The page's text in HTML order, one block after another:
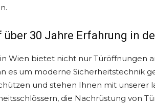
über 30 Jahre Erfahrung in
Wien bietet nicht nur Türöffnungen
es um moderne Sicherheitstechnik
und stehen Ihnen mit unserer
die Nachrüstung von